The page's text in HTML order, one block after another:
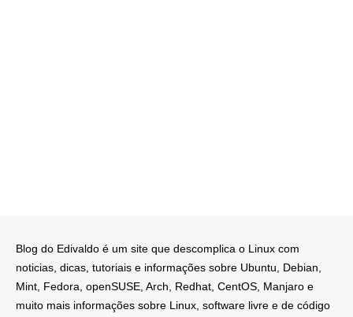
Blog do Edivaldo é um site que descomplica o Linux com
noticias, dicas, tutoriais e informações sobre Ubuntu, Debian,
Mint, Fedora, openSUSE, Arch, Redhat, CentOS, Manjaro e
muito mais informações sobre Linux, software livre e de código